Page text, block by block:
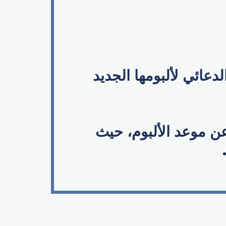
لألبومها الجديد
موعد الألبوم، حيث